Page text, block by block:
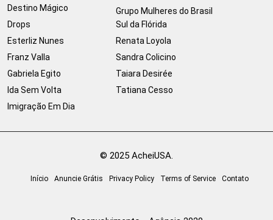
Destino Mágico
Drops
Esterliz Nunes
Franz Valla
Gabriela Egito
Ida Sem Volta
Imigração Em Dia
Grupo Mulheres do Brasil
Sul da Flórida
Renata Loyola
Sandra Colicino
Taiara Desirée
Tatiana Cesso
© 2025 AcheiUSA.
Início Anuncie Grátis Privacy Policy Terms of Service Contato